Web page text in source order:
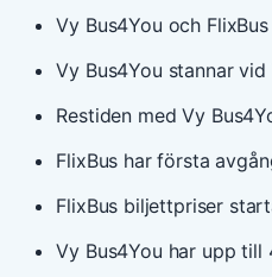
Vy Bus4You och
Vy Bus4You stannar
Restiden med Vy
FlixBus har första
FlixBus biljettpriser
Vy Bus4You har upp